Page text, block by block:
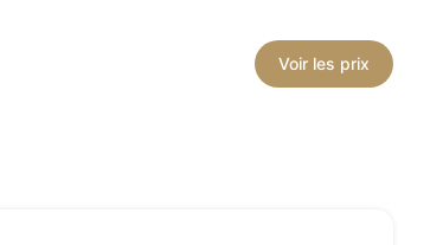
Voir les prix